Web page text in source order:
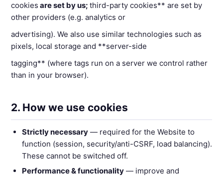
cookies are set by us; third-party cookies** are set by
other providers (e.g. analytics or
advertising). We also use similar technologies such as
pixels, local storage and **server-side
tagging** (where tags run on a server we control rather
than in your browser).
2. How we use cookies
Strictly necessary — required for the Website to
function (session, security/anti-CSRF, load balancing).
These cannot be switched off.
Performance & functionality — improve and